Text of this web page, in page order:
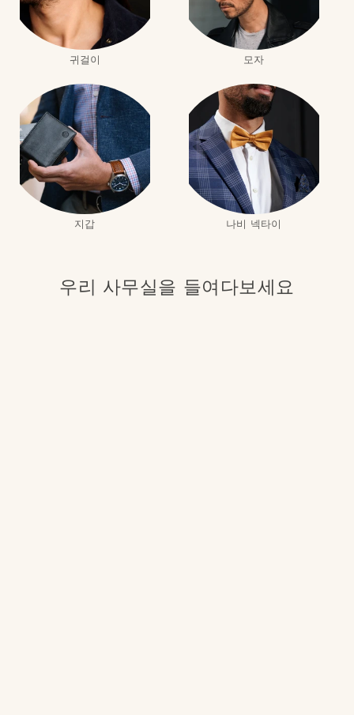
귀걸이 모자
지갑 나비 넥타이
우리 사무실을 들여다보세요